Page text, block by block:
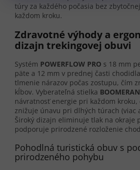
túry za každého počasia bez
každom kroku.
Zdravotné výhody a
dizajn trekingovej obuvi
Systém POWERFLOW PRO s 18 mm
päte a 12 mm v prednej časti
tlmenie nárazov počas zostupu, čím
kĺbov. Vyberateľná stielka
návratnosť energie pri každom
znižuje únavu pri dlhých túrach (viac
Široký dizajn eliminuje tlak na okraje
podporuje prirodzené rozloženie
Pohodlná turistická obuv s
prirodzeného pohybu